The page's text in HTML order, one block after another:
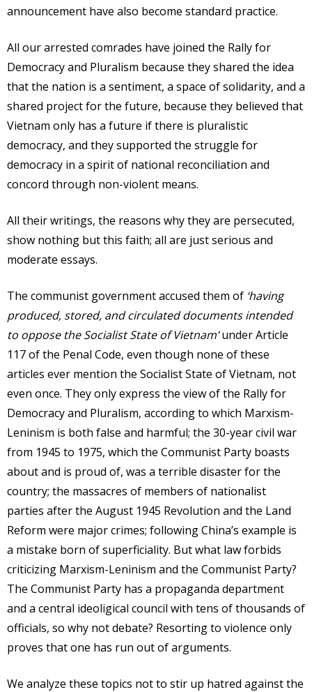
announcement have also become standard practice.
All our arrested comrades have joined the Rally for
Democracy and Pluralism because they shared the idea
that the nation is a sentiment, a space of solidarity, and a
shared project for the future, because they believed that
Vietnam only has a future if there is pluralistic
democracy, and they supported the struggle for
democracy in a spirit of national reconciliation and
concord through non-violent means.
All their writings, the reasons why they are persecuted,
show nothing but this faith; all are just serious and
moderate essays.
The communist government accused them of ‘having
produced, stored, and circulated documents intended
to oppose the Socialist State of Vietnam’under Article
117 of the Penal Code, even though none of these
articles ever mention the Socialist State of Vietnam, not
even once. They only express the view of the Rally for
Democracy and Pluralism, according to which Marxism-
Leninism is both false and harmful; the 30-year civil war
from 1945 to 1975, which the Communist Party boasts
about and is proud of, was a terrible disaster for the
country; the massacres of members of nationalist
parties after the August 1945 Revolution and the Land
Reform were major crimes; following China’s example is
a mistake born of superficiality. But what law forbids
criticizing Marxism-Leninism and the Communist Party?
The Communist Party has a propaganda department
and a central ideoligical council with tens of thousands of
officials, so why not debate? Resorting to violence only
proves that one has run out of arguments.
We analyze these topics not to stir up hatred against the